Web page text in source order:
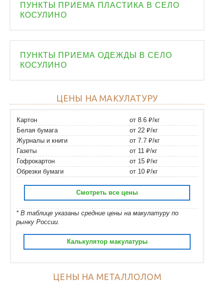
ПУНКТЫ ПРИЕМА ПЛАСТИКА В СЕЛО
КОСУЛИНО
ПУНКТЫ ПРИЕМА ОДЕЖДЫ В СЕЛО
КОСУЛИНО
ЦЕНЫ НА МАКУЛАТУРУ
Картон
от 8.6 ₽/кг
Белая бумага
от 22 ₽/кг
Журналы и книги
от 7.7 ₽/кг
Газеты
от 11 ₽/кг
Гофрокартон
от 15 ₽/кг
Обрезки бумаги
от 10 ₽/кг
Смотреть все цены
* В таблице указаны средние цены на макулатуру по
рынку России.
Калькулятор макулатуры
ЦЕНЫ НА МЕТАЛЛОЛОМ